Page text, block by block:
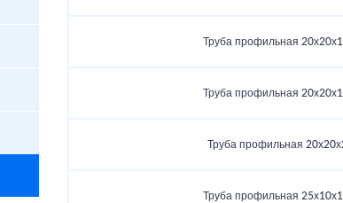
Труба профильная
Труба профильная
Труба профильная
Труба профильная